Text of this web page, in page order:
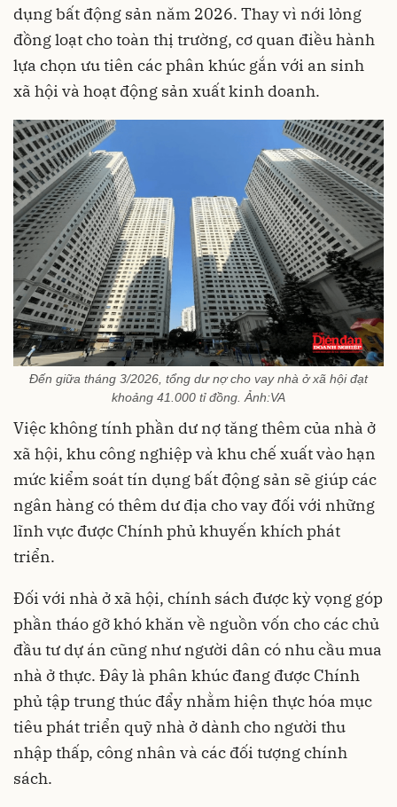
dụng bất động sản năm 2026. Thay vì nới lỏng
đồng loạt cho toàn thị trường, cơ quan điều hành
lựa chọn ưu tiên các phân khúc gắn với an sinh
xã hội và hoạt động sản xuất kinh doanh.
Đến giữa tháng 3/2026, tổng dư nợ cho vay nhà ở xã hội đạt
khoảng 41.000 tỉ đồng. Ảnh:VA
Việc không tính phần dư nợ tăng thêm của nhà ở
xã hội, khu công nghiệp và khu chế xuất vào hạn
mức kiểm soát tín dụng bất động sản sẽ giúp các
ngân hàng có thêm dư địa cho vay đối với những
lĩnh vực được Chính phủ khuyến khích phát
triển.
Đối với nhà ở xã hội, chính sách được kỳ vọng góp
phần tháo gỡ khó khăn về nguồn vốn cho các chủ
đầu tư dự án cũng như người dân có nhu cầu mua
nhà ở thực. Đây là phân khúc đang được Chính
phủ tập trung thúc đẩy nhằm hiện thực hóa mục
tiêu phát triển quỹ nhà ở dành cho người thu
nhập thấp, công nhân và các đối tượng chính
sách.